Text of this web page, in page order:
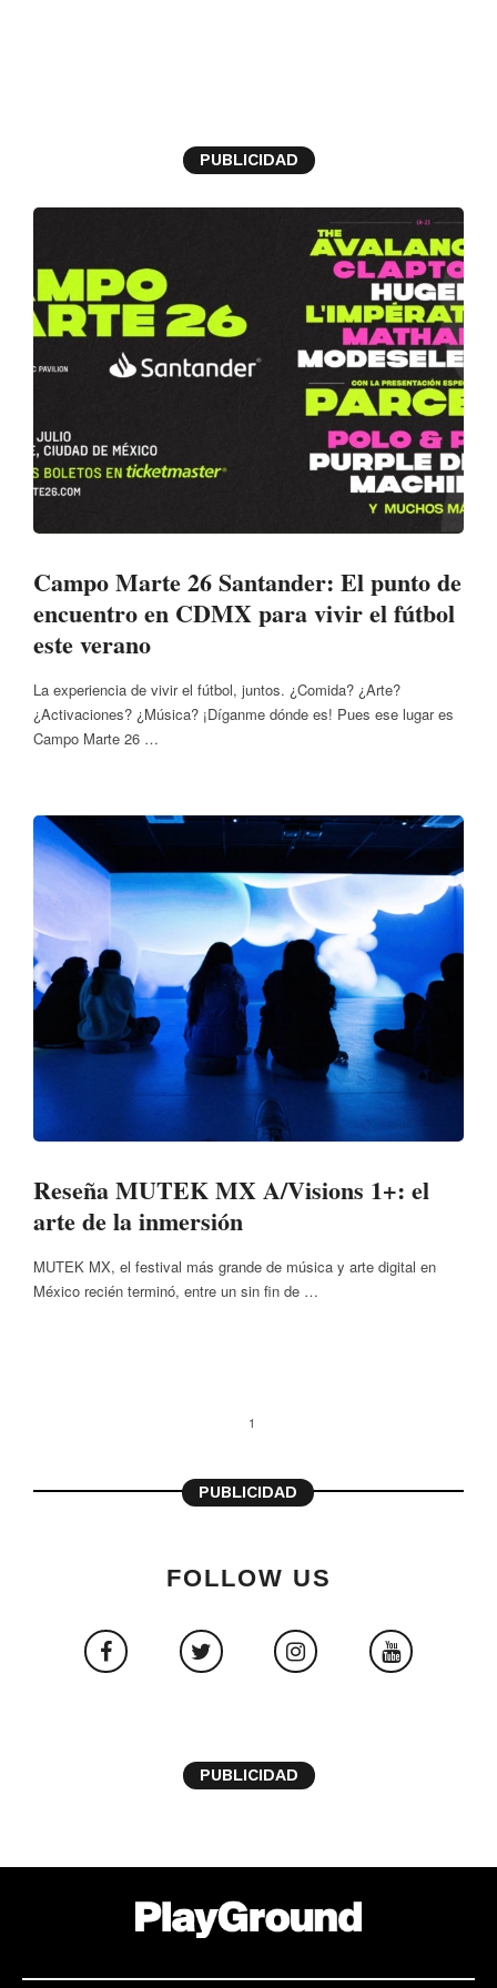
PUBLICIDAD
Campo Marte 26 Santander: El punto de
encuentro en CDMX para vivir el fútbol
este verano
La experiencia de vivir el fútbol, juntos. ¿Comida? ¿Arte?
¿Activaciones? ¿Música? ¡Díganme dónde es! Pues ese lugar es
Campo Marte 26 …
Reseña MUTEK MX A/Visions 1+: el
arte de la inmersión
MUTEK MX, el festival más grande de música y arte digital en
México recién terminó, entre un sin fin de …
1
PUBLICIDAD
FOLLOW US
PUBLICIDAD